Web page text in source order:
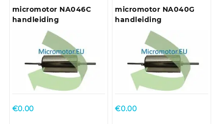
micromotor NA046C
handleiding
€0.00
micromotor NA040G
handleiding
€0.00